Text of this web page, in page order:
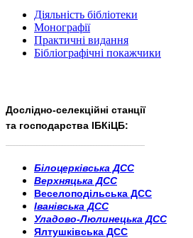
Діяльність бібліотеки
Монографії
Практичні видання
Бібліографічні покажчики
Дослідно-селекційні станції
та господарства ІБКіЦБ:
Білоцерківська ДСС
Верхняцька ДСС
Веселоподільська ДСС
Іванівська ДСС
Уладово-Люлинецька ДСС
Ялтушківська ДСС